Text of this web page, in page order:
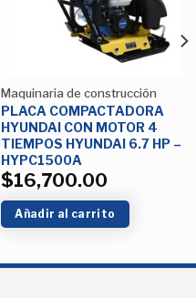
Maquinaria de construcción
PLACA COMPACTADORA
HYUNDAI CON MOTOR 4
TIEMPOS HYUNDAI 6.7 HP –
HYPC1500A
$16,700.00
Añadir al carrito